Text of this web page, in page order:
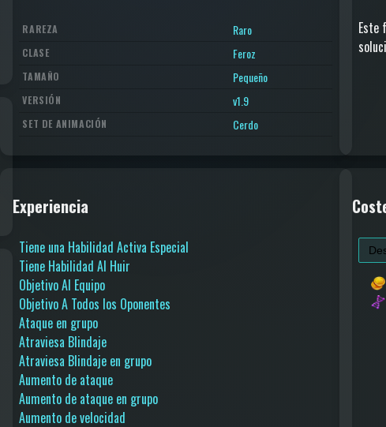
RAREZA Raro
CLASE Feroz
TAMAÑO Pequeño
VERSIÓN v1.9
SET DE ANIMACIÓN Cerdo
Este
Experiencia
Tiene una Habilidad Activa Especial
Tiene Habilidad Al Huir
Objetivo Al Equipo
Objetivo A Todos los Oponentes
Ataque en grupo
Atraviesa Blindaje
Atraviesa Blindaje en grupo
Aumento de ataque
Aumento de ataque en grupo
Aumento de velocidad